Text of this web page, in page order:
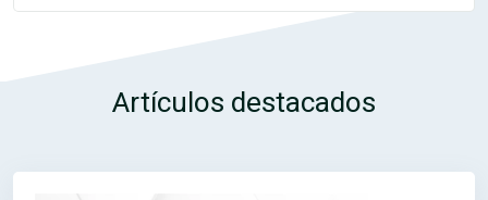
Artículos destacados